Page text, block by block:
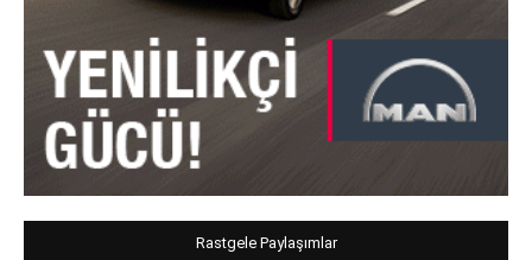
Rastgele Paylaşımlar